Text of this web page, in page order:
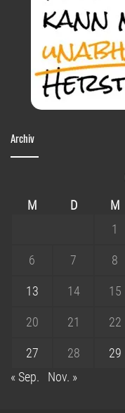
Archiv
M
D M
1
6 7 8
13 14 15
20 21 22
27 28 29
« Sep.
Nov. »